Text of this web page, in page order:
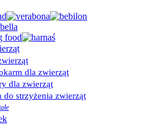
dla zwierząt
dla zwierząt
do strzyżenia zwierząt